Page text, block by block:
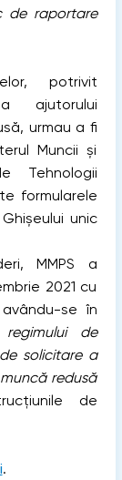
de raportare
potrivit
ajutorului
urmau a fi
Muncii și
Tehnologii
formularele
unic
MMPS a
2021 cu
se în
de
solicitare a
redusă
de
.